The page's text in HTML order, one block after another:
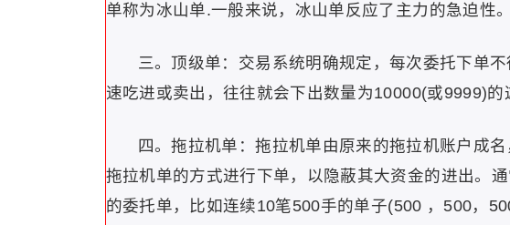
单称为冰山单.一般来说，冰山单反应了主力的急迫性。
三。顶级单：交易系统明确规定，每次委托下单
速吃进或卖出，往往就会下出数量为10000(或9999)的
四。拖拉机单：拖拉机单由原来的拖拉机账户成
拖拉机单的方式进行下单，以隐蔽其大资金的进出。
的委托单，比如连续10笔500手的单子(500 ，500，